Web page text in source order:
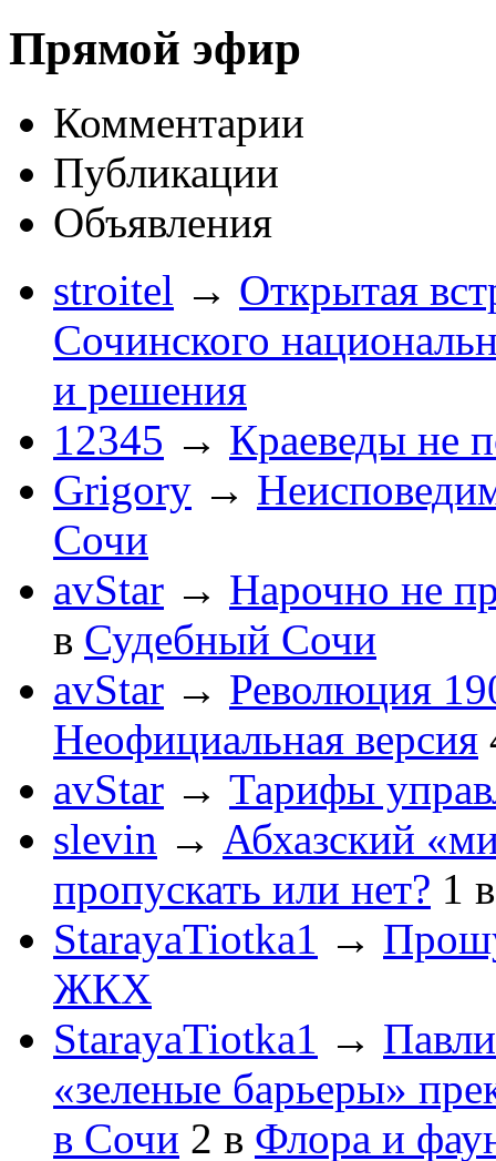
Прямой эфир
Комментарии
Публикации
Объявления
stroitel → Открытая
Сочинского
и решения
12345 → Краеведы не
Grigory →
Сочи
avStar → Нарочно не
в Судебный Сочи
avStar → Революция
Неофициальная версия
avStar → Тарифы
slevin → Абхазский
пропускать или нет? 1
StarayaTiotka1 →
ЖКХ
StarayaTiotka1 →
«зеленые барьеры»
в Сочи 2 в Флора и